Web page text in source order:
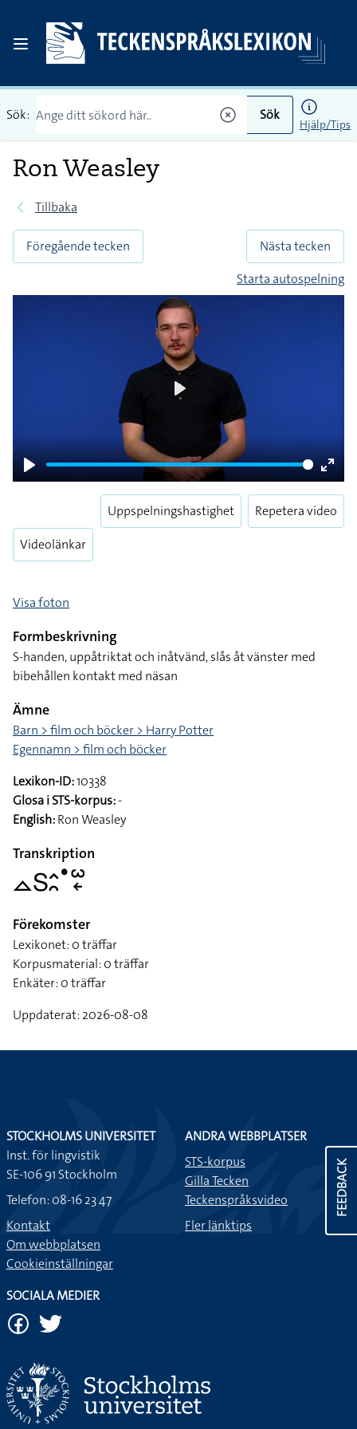
Sök: Sök
Hjälp/Tips
Ron Weasley
Tillbaka
Föregående tecken
Nästa tecken
Starta autospelning
Play
Enter
Videolänkar
Uppspelningshastighet Repetera video
Visa foton
Formbeskrivning
S-handen, uppåtriktat och inåtvänd, slås åt vänster med
bibehållen kontakt med näsan
Ämne
Barn > film och böcker > Harry Potter
Egennamn > film och böcker
Lexikon-ID:10338
Glosa i STS-korpus:-
English:Ron Weasley
Transkription
􌤼􌥅􌤵􌥘􌤟􌥱􌦈
Förekomster
Lexikonet: 0 träffar
Korpusmaterial: 0 träffar
Enkäter: 0 träffar
Uppdaterat: 2026-08-08
FEEDBACK
STOCKHOLMS UNIVERSITET
Inst. för lingvistik
SE-106 91 Stockholm
Telefon: 08-16 23 47
Kontakt
Om webbplatsen
Cookieinställningar
ANDRA WEBBPLATSER
STS-korpus
Gilla Tecken
Teckenspråksvideo
Fler länktips
SOCIALA MEDIER